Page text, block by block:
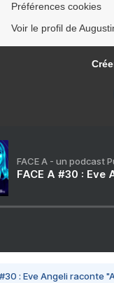
Préférences cookies
Voir le profil de
FACE A - un podcast
FACE A #30 :
#30 : Eve Angeli raconte